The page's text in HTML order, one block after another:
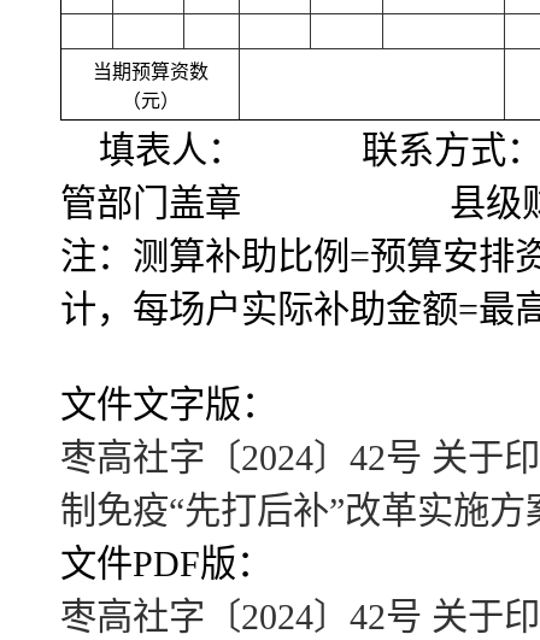
当期预算资数
（元）
填表人： 联系方
管部门盖章 县级财
注：测算补助比例=预算安排
计，每场户实际补助金额=最
文件文字版：
枣高社字〔2024〕42号 关于
制免疫“先打后补”改革实施方
文件PDF版：
枣高社字〔2024〕42号 关于